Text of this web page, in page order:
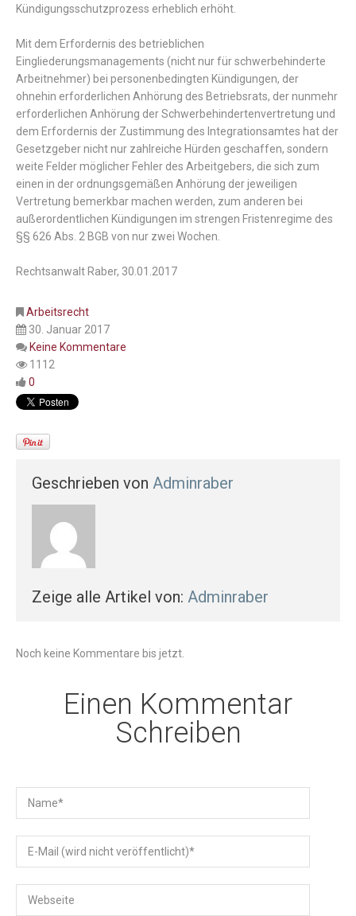
Kündigungsschutzprozess erheblich erhöht.
Mit dem Erfordernis des betrieblichen
Eingliederungsmanagements (nichtnurfürschwerbehinderte
Arbeitnehmer) bei personenbedingten Kündigungen, der
ohnehin erforderlichen Anhörung des Betriebsrats, dernunmehr
erforderlichen Anhörung derSchwerbehindertenvertretung und
dem Erfordernis der Zustimmung des Integrationsamtes hat der
Gesetzgebernichtnur zahlreiche Hürden geschaffen, sondern
weite Feldermöglicher Fehler des Arbeitgebers, die sich zum
einen in der ordnungsgemäßen Anhörung derjeweiligen
Vertretung bemerkbarmachen werden, zum anderen bei
außerordentlichen Kündigungen im strengen Fristenregime des
§§ 626 Abs. 2 BGB von nur zwei Wochen.
Rechtsanwalt Raber, 30.01.2017
Arbeitsrecht
30. Januar 2017
Keine Kommentare
1112
0
Geschrieben von Adminraber
Zeige alle Artikel von: Adminraber
Noch keine Kommentare bis jetzt.
Einen Kommentar
Schreiben